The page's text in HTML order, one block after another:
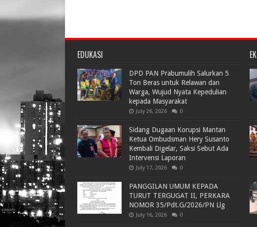
EDUKASI
DPD PAN Prabumulih Salurkan 5
Ton Beras untuk Relawan dan
Warga, Wujud Nyata Kepedulian
kepada Masyarakat
July 26, 2026 0
Sidang Dugaan Korupsi Mantan
Ketua Ombudsman Hery Susanto
Kembali Digelar, Saksi Sebut Ada
Intervensi Laporan
July 17, 2026 0
PANGGILAN UMUM KEPADA
TURUT TERGUGAT II, PERKARA
NOMOR 35/Pdt.G/2026/PN Llg
July 16, 2026 0